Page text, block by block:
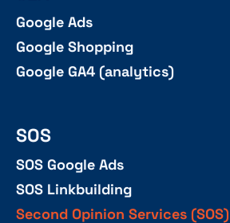
Google Ads
Google Shopping
Google GA4 (analytics)
SOS
SOS Google Ads
SOS Linkbuilding
Second Opinion Services (SOS)